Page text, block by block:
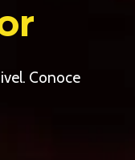
Conoce